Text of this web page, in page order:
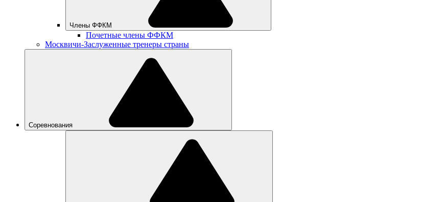
Члены ФФКМ
Почетные члены ФФКМ
Москвичи-Заслуженные тренеры страны
Соревнования